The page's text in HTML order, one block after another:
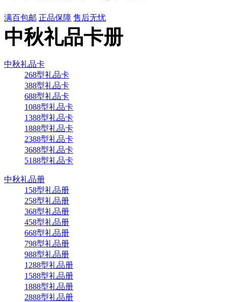
满百包邮 正品保障 售后无忧
中秋礼品卡册
中秋礼品卡
268型礼品卡
388型礼品卡
688型礼品卡
1088型礼品卡
1388型礼品卡
1888型礼品卡
2388型礼品卡
3688型礼品卡
5188型礼品卡
中秋礼品册
158型礼品册
258型礼品册
368型礼品册
458型礼品册
668型礼品册
798型礼品册
988型礼品册
1288型礼品册
1588型礼品册
1888型礼品册
2888型礼品册